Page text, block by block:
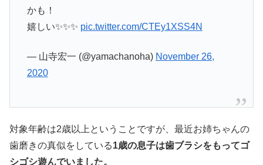
かも！
嬉しい✨✨✨ pic.twitter.com/CTEy1XSS4N
— 山寺宏一 (@yamachanoha) November 26,
2020
対象年齢は2歳以上ということですが、最近お姉ちゃんの
歯磨きの真似をしている1歳の息子は歯ブラシをもってゴ
シゴシ遊んでいました。